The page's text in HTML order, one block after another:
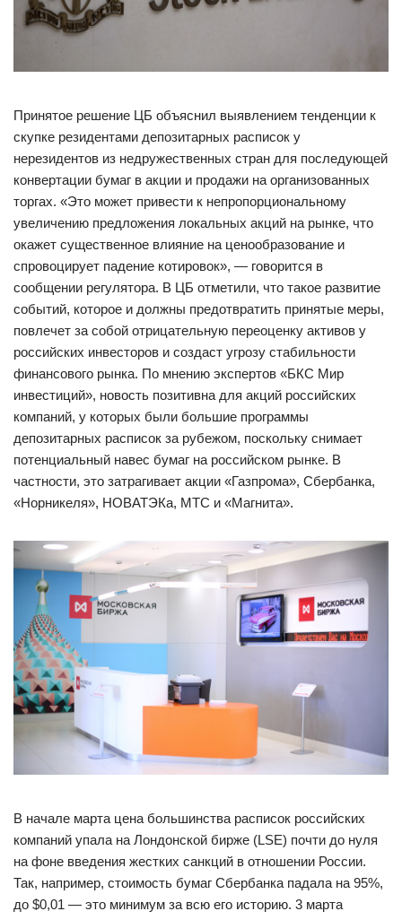
Принятое решение ЦБ объяснил выявлением тенденции к
скупке резидентами депозитарных расписок у
нерезидентов из недружественных стран для последующей
конвертации бумаг в акции и продажи на организованных
торгах. «Это может привести к непропорциональному
увеличению предложения локальных акций на рынке, что
окажет существенное влияние на ценообразование и
спровоцирует падение котировок», — говорится в
сообщении регулятора. В ЦБ отметили, что такое развитие
событий, которое и должны предотвратить принятые меры,
повлечет за собой отрицательную переоценку активов у
российских инвесторов и создаст угрозу стабильности
финансового рынка. По мнению экспертов «БКС Мир
инвестиций», новость позитивна для акций российских
компаний, у которых были большие программы
депозитарных расписок за рубежом, поскольку снимает
потенциальный навес бумаг на российском рынке. В
частности, это затрагивает акции «Газпрома», Сбербанка,
«Норникеля», НОВАТЭКа, МТС и «Магнита».
В начале марта цена большинства расписок российских
компаний упала на Лондонской бирже (LSE) почти до нуля
на фоне введения жестких санкций в отношении России.
Так, например, стоимость бумаг Сбербанка падала на 95%,
до $0,01 — это минимум за всю его историю. 3 марта